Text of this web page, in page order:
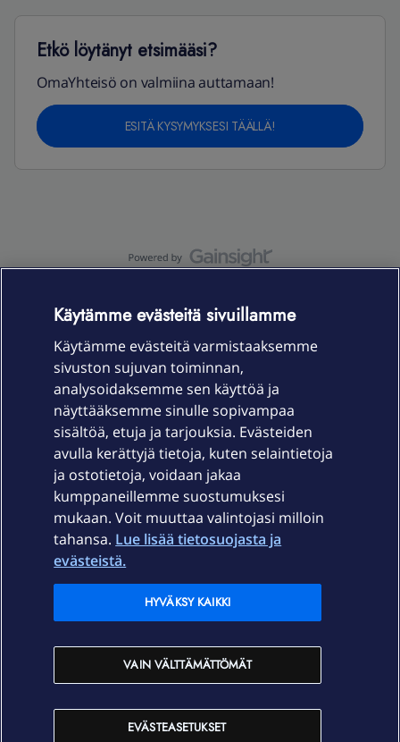
Etkö löytänyt etsimääsi?
OmaYhteisö on valmiina auttamaan!
ESITÄ KYSYMYKSESI TÄÄLLÄ!
Laitteet & liittymät
Palvelut
Ajankohtaista
Elisa Oyj
In English
Käytämme evästeitä sivuillamme
Käytämme evästeitä varmistaaksemme
sivuston sujuvan toiminnan,
analysoidaksemme sen käyttöä ja
näyttääksemme sinulle sopivampaa
sisältöä, etuja ja tarjouksia. Evästeiden
avulla kerättyjä tietoja, kuten selaintietoja
ja ostotietoja, voidaan jakaa
kumppaneillemme suostumuksesi
mukaan. Voit muuttaa valintojasi milloin
tahansa. Lue lisää tietosuojasta ja
evästeistä.
EVÄSTEASETUKSET
VAIN VÄLTTÄMÄTTÖMÄT
HYVÄKSY KAIKKI